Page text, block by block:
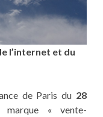
l’internet et du
de Paris du 28
« vente-